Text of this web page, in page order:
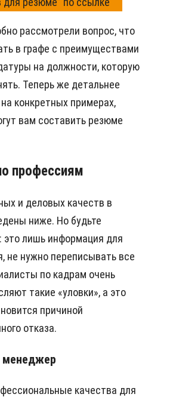
рассмотрели вопрос, что
в графе с преимуществами
на должности, которую
Теперь же детальнее
конкретных примерах,
вам составить резюме
профессиям
и деловых качеств в
ниже. Но будьте
это лишь информация для
не нужно переписывать все
по кадрам очень
такие «уловки», а это
причиной
отказа.
качества для